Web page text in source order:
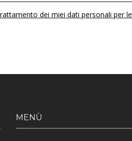
dei miei dati personali per le
MENÙ